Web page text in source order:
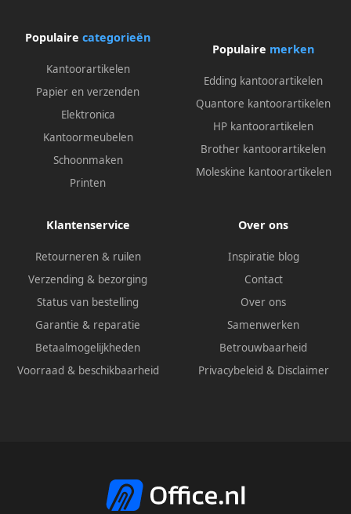
Populaire categorieën
Kantoorartikelen
Papier en verzenden
Elektronica
Kantoormeubelen
Schoonmaken
Printen
Populaire merken
Edding kantoorartikelen
Quantore kantoorartikelen
HP kantoorartikelen
Brother kantoorartikelen
Moleskine kantoorartikelen
Klantenservice
Retourneren & ruilen
Verzending & bezorging
Status van bestelling
Garantie & reparatie
Betaalmogelijkheden
Voorraad & beschikbaarheid
Over ons
Inspiratie blog
Contact
Over ons
Samenwerken
Betrouwbaarheid
Privacybeleid & Disclaimer